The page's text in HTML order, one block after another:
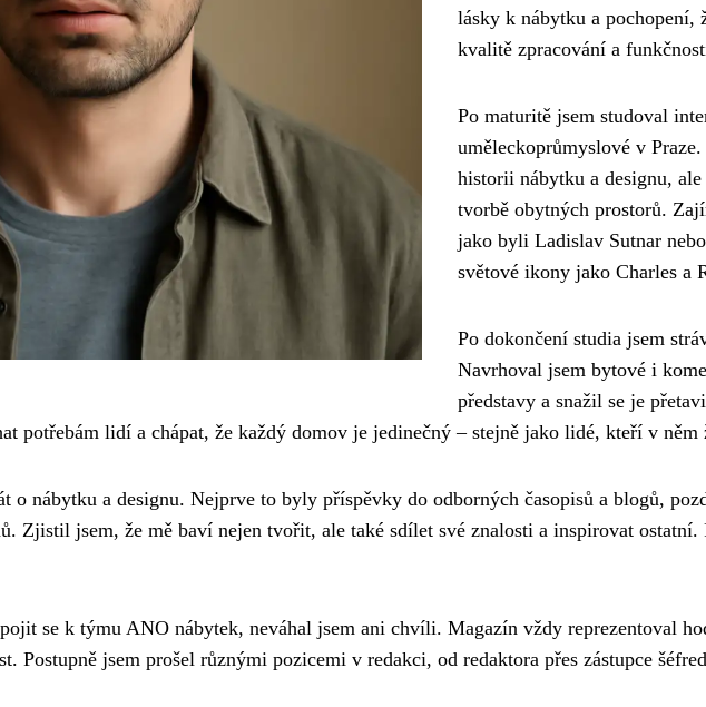
lásky k nábytku a pochopení,
kvalitě zpracování a
Po maturitě jsem studoval
uměleckoprůmyslové v
historii nábytku a designu,
tvorbě obytných prostorů.
jako byli Ladislav Sutnar
světové ikony jako Charles a
Po dokončení studia jsem
Navrhoval jsem bytové i
představy a snažil se je
potřebám lidí a chápat, že každý domov je jedinečný – stejně jako lidé, kteří v
o nábytku a designu. Nejprve to byly příspěvky do odborných časopisů a blogů,
Zjistil jsem, že mě baví nejen tvořit, ale také sdílet své znalosti a inspirovat
se k týmu ANO nábytek, neváhal jsem ani chvíli. Magazín vždy reprezentoval
Postupně jsem prošel různými pozicemi v redakci, od redaktora přes zástupce